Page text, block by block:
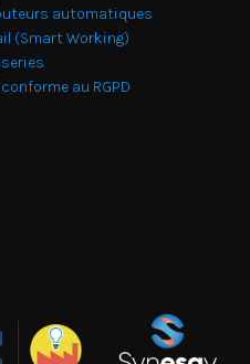
automatiques
(Smart Working)
au RGPD